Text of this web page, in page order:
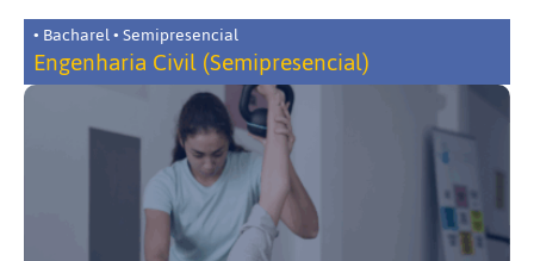
• Bacharel • Semipresencial
Engenharia Civil (Semipresencial)